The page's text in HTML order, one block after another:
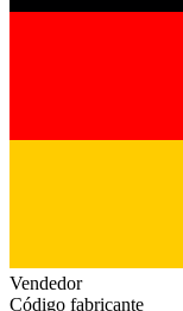
Vendedor
Código fabricante